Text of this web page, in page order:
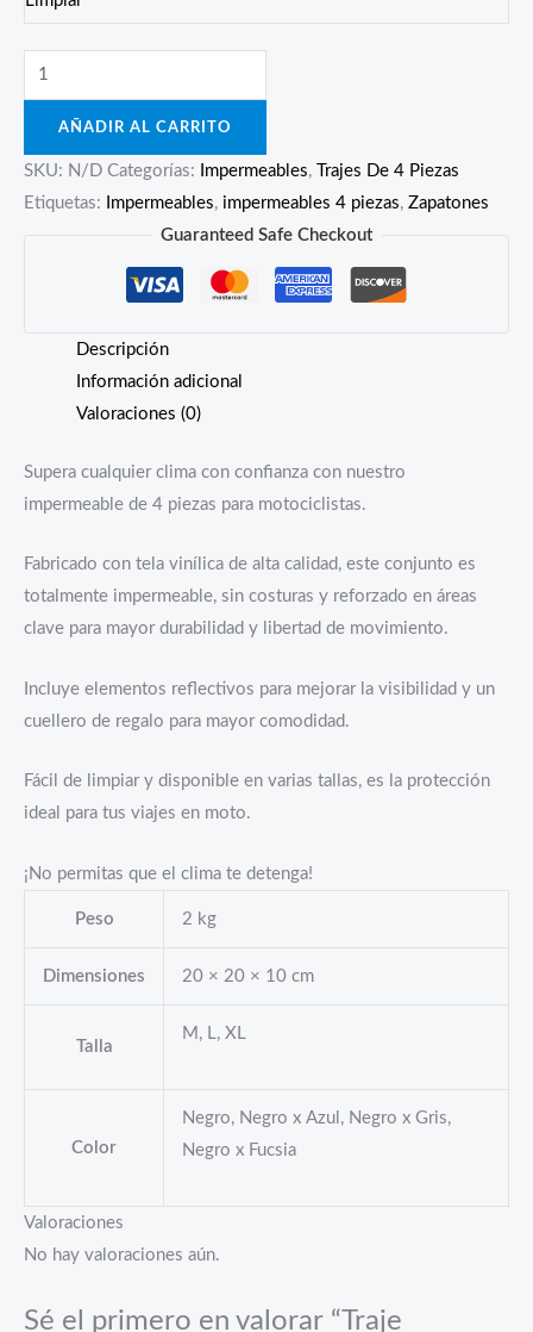
Traje
impermeable
moto
de
cantidad
AÑADIR AL CARRITO
SKU: N/D Categorías: Impermeables,
Trajes De 4 Piezas
Etiquetas:
Impermeables, impermeables 4 piezas, Zapatones
Guaranteed Safe Checkout
Descripción
Información adicional
Valoraciones (0)
Supera cualquier clima con confianza con nuestro
impermeable de 4 piezas para motociclistas.
Fabricado con tela vinílica de alta calidad, este conjunto es
totalmente impermeable, sin costuras y reforzado en áreas
clave para mayor durabilidad y libertad de movimiento.
Incluye elementos reflectivos para mejorar la visibilidad y un
cuellero de regalo para mayor comodidad.
Fácil de limpiar y disponible en varias tallas, es la protección
ideal para tus viajes en moto.
¡No permitas que el clima te detenga!
Peso 2 kg
Dimensiones 20 × 20 × 10 cm
Talla
M, L, XL
Color
Negro, Negro x Azul, Negro x Gris,
Negro x Fucsia
Valoraciones
No hay valoraciones aún.
Sé el primero en valorar “Traje